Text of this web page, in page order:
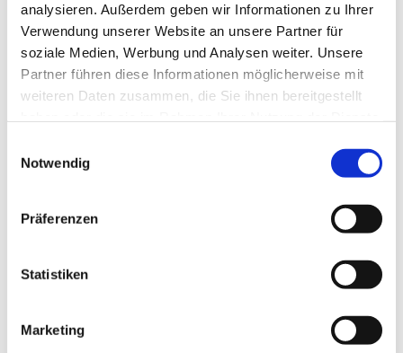
analysieren. Außerdem geben wir Informationen zu Ihrer
Verwendung unserer Website an unsere Partner für
soziale Medien, Werbung und Analysen weiter. Unsere
Partner führen diese Informationen möglicherweise mit
weiteren Daten zusammen, die Sie ihnen bereitgestellt
Notwendig
Präferenzen
Statistiken
Marketing
Alkoholverbot in der Öffentlichkeit eingeführt
werden. Zudem gelten erneut die
Kontaktbeschränkungen von einem Haushalt und
maximal einer weiteren Person. Kinder unter 15
* Sind die maßgeblichen Inzidenzwerte an drei
aufeinanderfolgenden Tagen unterschritten, treten
dem zweiten darauffolgenden Werktag ebenso
Kontaktbeschränkungen.
abhängig von der regionalen Infektionslage